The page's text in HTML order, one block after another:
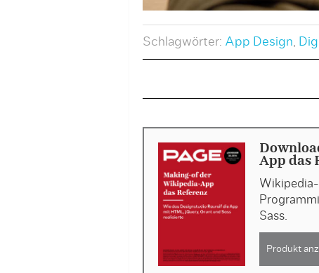
Schlagwörter: App Design,
App das
Sass.
Produkt